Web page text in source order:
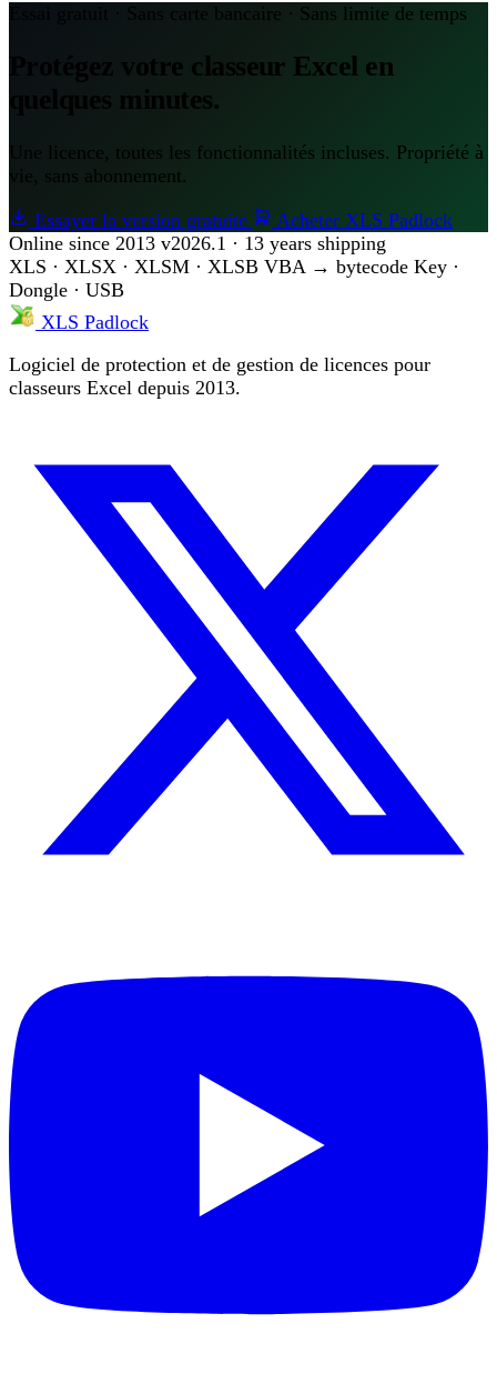
Essai gratuit · Sans carte bancaire · Sans limite de temps
Protégez votre classeur Excel en
quelques minutes.
Une licence, toutes les fonctionnalités incluses. Propriété à
vie, sans abonnement.
Essayer la version gratuite
Acheter XLS Padlock
Online since 2013 v2026.1 · 13 years shipping
XLS · XLSX · XLSM · XLSB VBA → bytecode Key ·
Dongle · USB
XLS Padlock
Logiciel de protection et de gestion de licences pour
classeurs Excel depuis 2013.